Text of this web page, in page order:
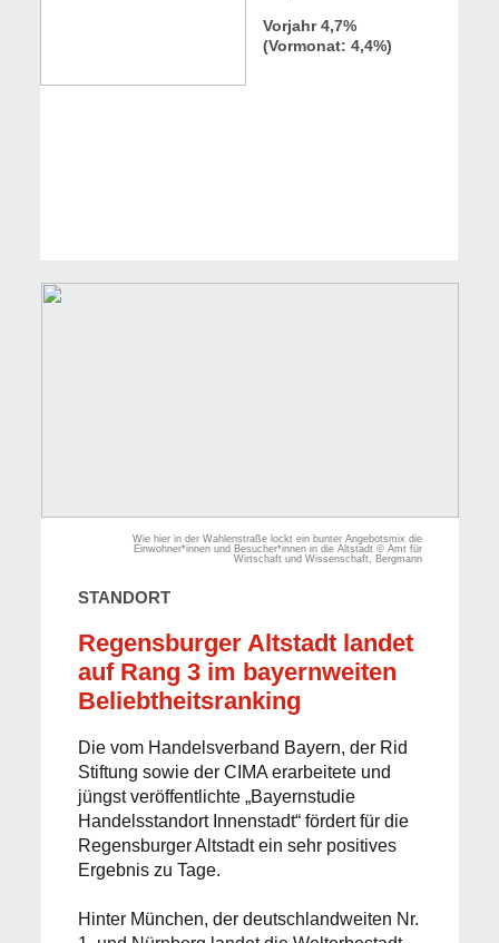
Vorjahr 4,7%
(Vormonat: 4,4%)
Wie hier in der Wahlenstraße lockt ein bunter Angebotsmix die
Einwohner*innen und Besucher*innen in die Altstadt © Amt für
Wirtschaft und Wissenschaft, Bergmann
STANDORT
Regensburger Altstadt landet
auf Rang 3 im bayernweiten
Beliebtheitsranking
Die vom Handelsverband Bayern, der Rid
Stiftung sowie der CIMA erarbeitete und
jüngst veröffentlichte „Bayernstudie
Handelsstandort Innenstadt“ fördert für die
Regensburger Altstadt ein sehr positives
Ergebnis zu Tage.
Hinter München, der deutschlandweiten Nr.